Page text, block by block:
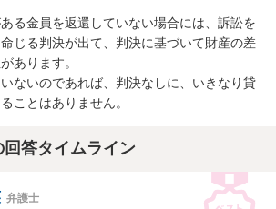
る金員を返還していない場合には、訴訟を
じる判決が出て、判決に基づいて財産の差
あります。
ないのであれば、判決なしに、いきなり貸
ことはありません。
答タイムライン
弁護士